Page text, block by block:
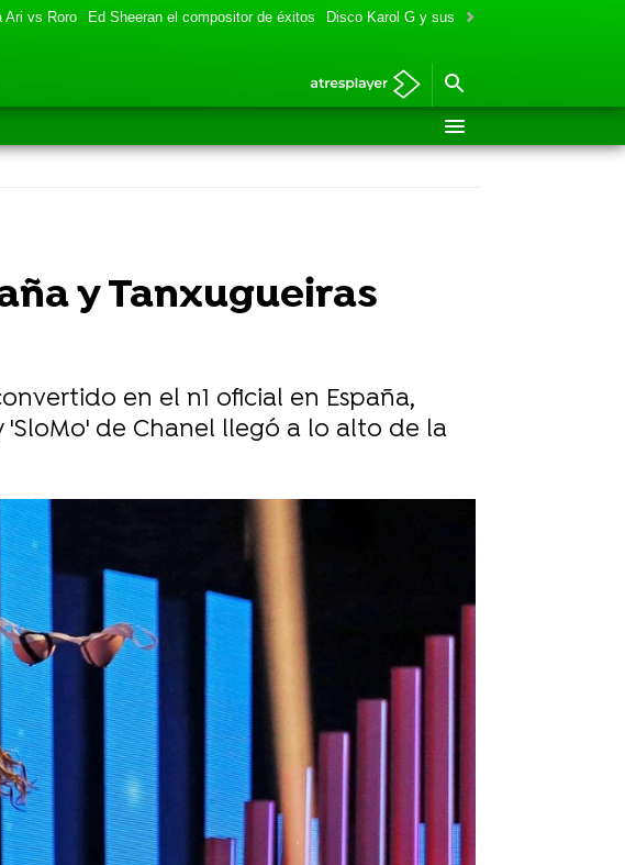
Ari vs Roro Ed Sheeran el compositor de éxitos Disco Karol G y sus colaboraciones
y Tanxugueiras
en el n1 oficial en España,
de Chanel llegó a lo alto de la